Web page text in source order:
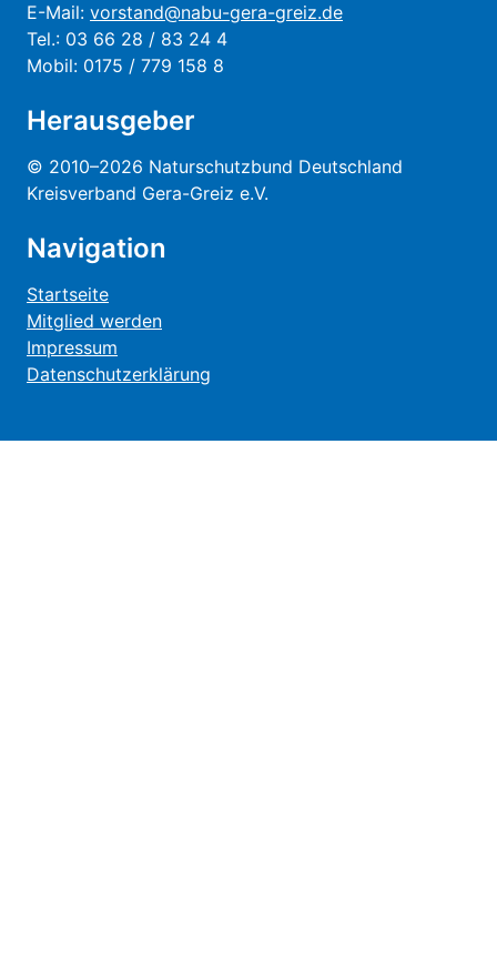
E-Mail: vorstand@nabu-gera-greiz.de
Tel.: 03 66 28 / 83 24 4
Mobil: 0175 / 779 158 8
Herausgeber
© 2010–2026 Naturschutzbund Deutschland
Kreisverband Gera-Greiz e.V.
Navigation
Startseite
Mitglied werden
Impressum
Datenschutzerklärung